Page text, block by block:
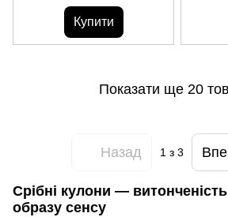
Купити
Показати ще 20
Назад 1з 3
Срібні кулони —
образу сенсу